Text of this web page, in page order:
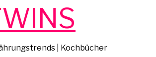
| Kochbücher